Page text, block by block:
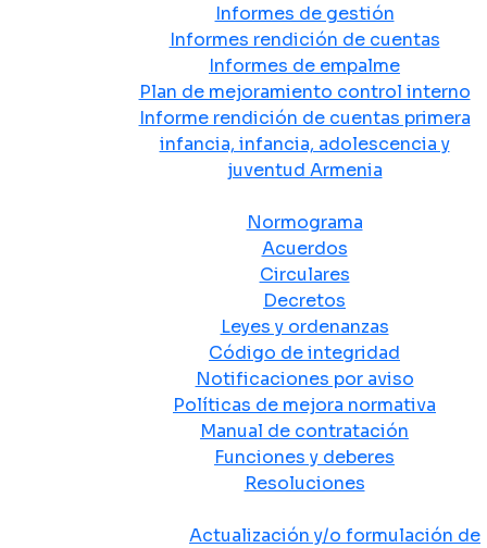
Informes de gestión
Informes rendición de cuentas
Informes de empalme
Plan de mejoramiento control interno
Informe rendición de cuentas primera
infancia, infancia, adolescencia y
juventud Armenia
Normograma
Acuerdos
Circulares
Decretos
Leyes y ordenanzas
Código de integridad
Notificaciones por aviso
Políticas de mejora normativa
Manual de contratación
Funciones y deberes
Resoluciones
Actualización y/o formulación de